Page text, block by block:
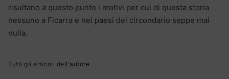
risultano a questo punto i motivi per cui di questa storia
nessuno a Ficarra e nei paesi del circondario seppe mai
nulla.
Tutti gli articoli dell'autore